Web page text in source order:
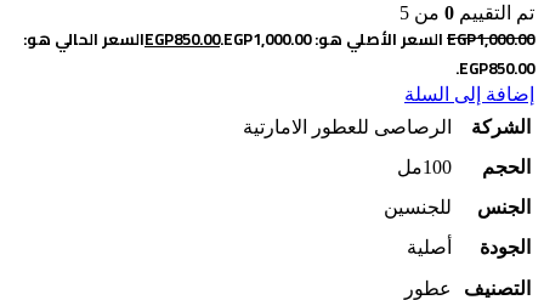
تم التقييم 0 من 5
EGP1,000.00 السعر الأصلي هو: EGP1,000.00. EGP850.00
السعر الحالي هو:
EGP850.00.
إضافة إلى السلة
الشركة
الرصاصى للعطور الامارتية
الحجم
100مل
الجنس
للجنسين
الجودة
أصلية
التصنيف
عطور